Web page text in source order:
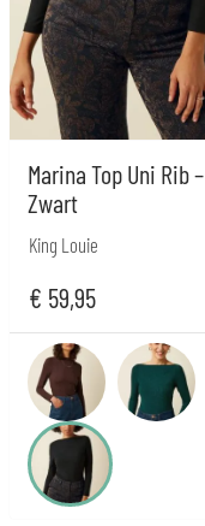
Marina Top Uni Rib –
Zwart
King Louie
€ 59,95